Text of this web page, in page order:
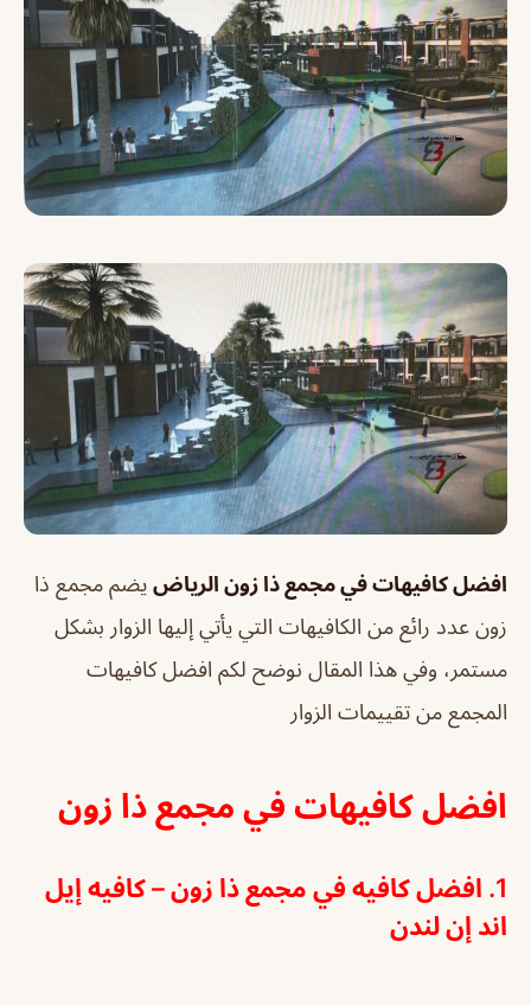
افضل كافيهات في مجمع ذا زون الرياض يضم مجمع ذا
زون عدد رائع من الكافيهات التي يأتي إليها الزوار بشكل
مستمر، وفي هذا المقال نوضح لكم افضل كافيهات
المجمع من تقييمات الزوار
افضل كافيهات في مجمع ذا زون
1. افضل كافيه في مجمع ذا زون – كافيه إيل
اند إن لندن